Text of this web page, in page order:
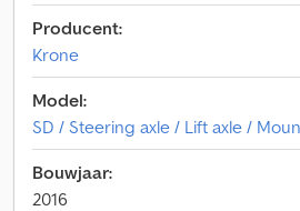
Producent:
Krone
Model:
SD / Steering axle / Lift axle /
Bouwjaar:
2016